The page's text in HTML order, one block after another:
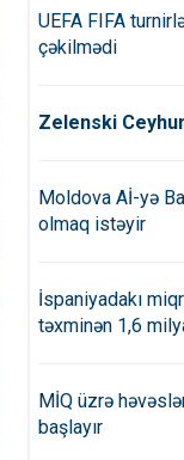
UEFA FIFA
çəkilmədi
Zelenski
Moldova Aİ-yə
olmaq istəyir
İspaniyadakı
təxminən 1,6
MİQ üzrə
başlayır